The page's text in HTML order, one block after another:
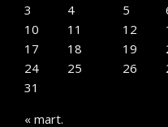
3
4 5
10
11 12
17
18 19
24
25 26
31
« mart.